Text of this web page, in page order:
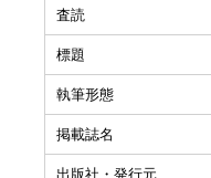
査読
標題
執筆形態
掲載誌名
出版社・発行元